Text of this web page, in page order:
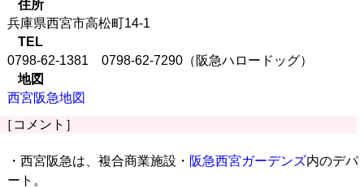
住所
兵庫県西宮市高松町14-1
TEL
0798-62-1381 0798-62-7290（阪急ハロードッグ）
地図
西宮阪急地図
［コメント］
・西宮阪急は、複合商業施設・ 阪急西宮ガーデンズ内のデパ
ート。